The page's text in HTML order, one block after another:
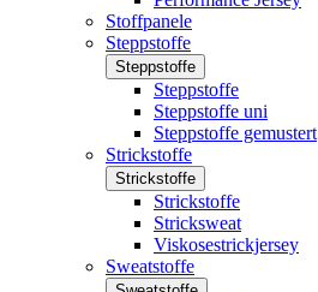
Stoffpanele
Steppstoffe
Steppstoffe
Steppstoffe
Steppstoffe uni
Steppstoffe gemustert
Strickstoffe
Strickstoffe
Strickstoffe
Stricksweat
Viskosestrickjersey
Sweatstoffe